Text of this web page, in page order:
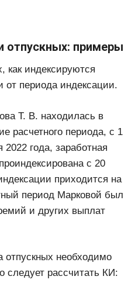
отпускных: примеры
как индексируются
от периода индексации.
Т. В. находилась в
расчетного периода, с 1
года, заработная
с 20
приходится на
период Марковой был
и других выплат
необходимо
следует рассчитать КИ: